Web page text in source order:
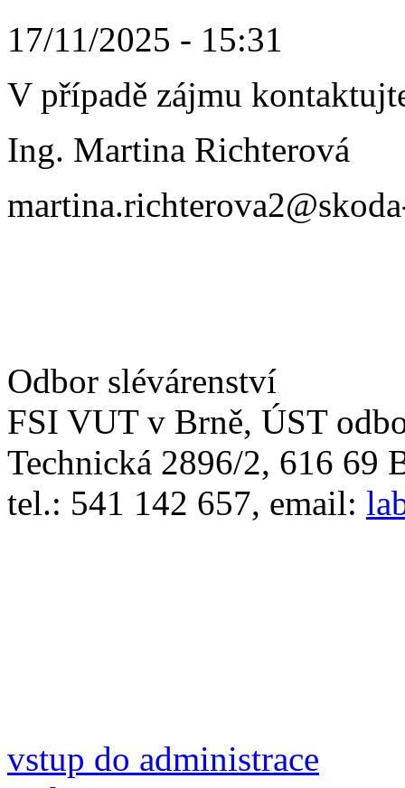
17/11/2025 - 15:31
V případě zájmu
Ing. Martina Richterová
Odbor slévárenství
FSI VUT v Brně, ÚST
Technická 2896/2, 616 69
tel.: 541 142 657, email:
vstup do administrace